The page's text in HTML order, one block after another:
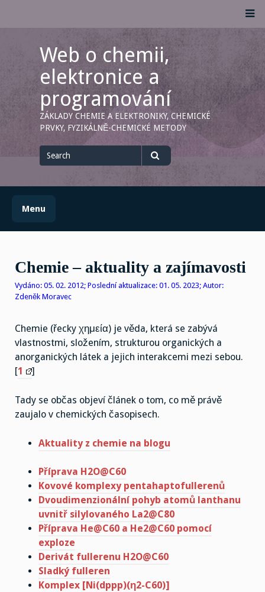
Web o chemii,
elektronice a
programování
ZÁKLADY CHEMIE A ELEKTRONIKY, CHEMICKÉ
PRVKY, FYZIKÁLNĚ-CHEMICKÉ METODY
for
Menu
Chemie – aktuality a zajímavosti
Vydáno: 05. 02. 2012; Poslední aktualizace: 01. 05. 2023; Autor:
Zdeněk Moravec
Chemie (řecky χημεία) je věda, která se zabývá
vlastnostmi, složením, strukturou organických a
anorganických látek a jejich interakcemi mezi sebou.
[1 ]
Tady se občas objeví článek o tom, co mě právě
zaujalo v chemických časopisech.
Aktuality z chemie na blogu
Příprava H2O@C60
Kovové komplexy pentahaptofullerenů
Dvoudimenzionální pohyb atomů lanthanu
uvnitř silylovaného La2@C80
Příprava He@C60 a He2@C60 pomocí
exploze
Derivát fullerenu H2O@C60
Sladký fulleren
Komplex [Ni(dppp)(η2-C60)]